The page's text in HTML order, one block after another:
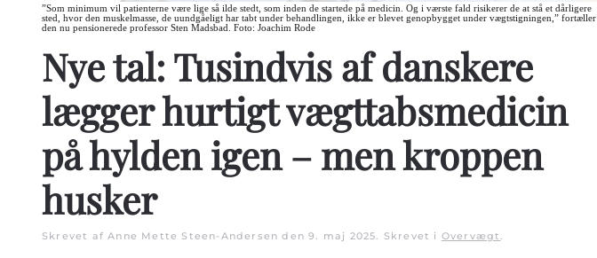
”Som minimum vil patienterne være lige så ilde stedt, som inden de startede på medicin. Og i værste fald risikerer de at stå et dårligere
sted, hvor den muskelmasse, de uundgåeligt har tabt under behandlingen, ikke er blevet genopbygget under vægtstigningen,” fortæller
den nu pensionerede professor Sten Madsbad. Foto: Joachim Rode
Nye tal: Tusindvis af danskere
lægger hurtigt vægttabsmedicin
på hylden igen – men kroppen
husker
Skrevet af Anne Mette Steen-Andersen den9. maj 2025. Skrevet i Overvægt.